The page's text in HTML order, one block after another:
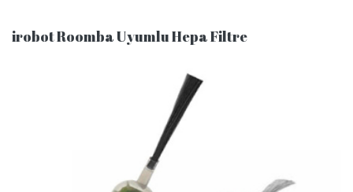
irobot Roomba Uyumlu Hepa Filtre